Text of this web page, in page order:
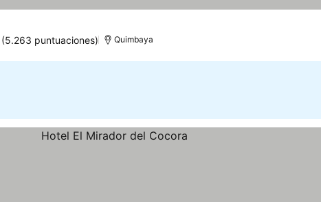
(5.263 puntuaciones) Quimbaya